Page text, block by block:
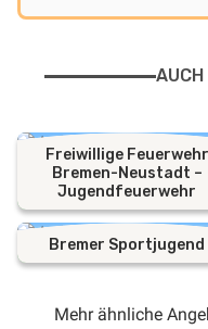
Freiwillige Feuerwehr
Bremen-Neustadt –
Jugendfeuerwehr
Bremer Sportjugend
Mehr ähnliche